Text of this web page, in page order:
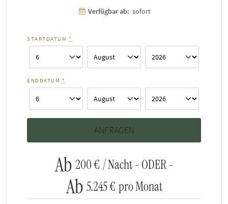
Verfügbar ab: sofort
STARTDATUM *
ENDDATUM *
Ab 200 € / Nacht - ODER -
Ab 5.245 € pro Monat